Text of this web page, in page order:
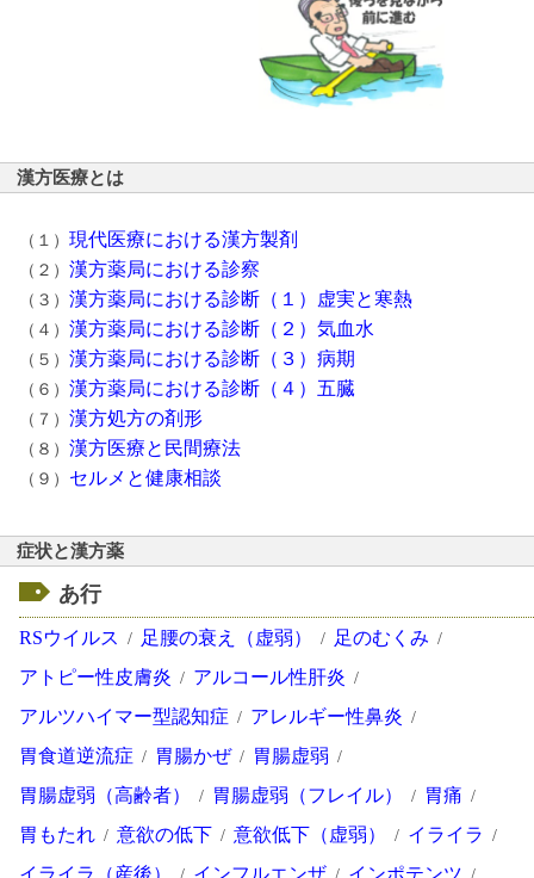
漢方医療とは
（１） 現代医療における漢方製剤
（２） 漢方薬局における診察
（３） 漢方薬局における診断（１）虚実と寒熱
（４） 漢方薬局における診断（２）気血水
（５） 漢方薬局における診断（３）病期
（６） 漢方薬局における診断（４）五臓
（７） 漢方処方の剤形
（８） 漢方医療と民間療法
（９） セルメと健康相談
症状と漢方薬
あ行
RSウイルス 足腰の衰え（虚弱）
足のむくみ
アトピー性皮膚炎
アルコール性肝炎
アルツハイマー型認知症
アレルギー性鼻炎
胃食道逆流症
胃腸かぜ
胃腸虚弱
胃腸虚弱（高齢者）
胃腸虚弱（フレイル）
胃痛
胃もたれ
意欲の低下 意欲低下（虚弱）
イライラ
イライラ（産後）
インフルエンザ インポテンツ